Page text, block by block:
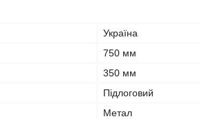
Україна
750 мм
350 мм
Підлоговий
Метал